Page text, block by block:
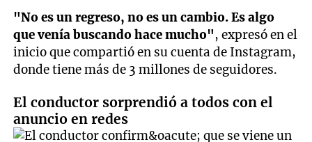
"No es un regreso, no es un cambio. Es algo
que venía buscando hace mucho", expresó en el
inicio que compartió en su cuenta de Instagram,
donde tiene más de 3 millones de seguidores.
El conductor sorprendió a todos con el
anuncio en redes